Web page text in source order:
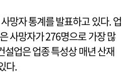
망자 통계를 발표하고 있다. 업
사망자가 276명으로 가장 많
설업은 업종 특성상 매년 산재
다.